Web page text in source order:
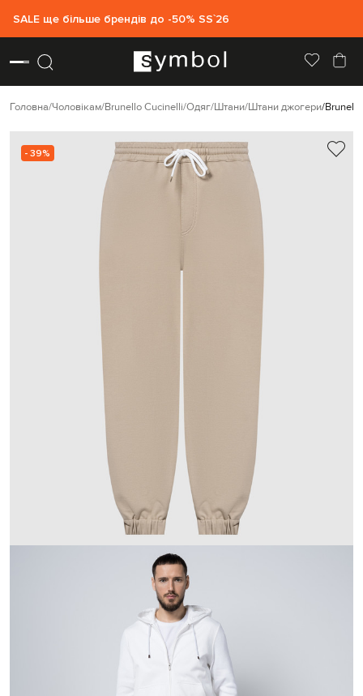
SALE ще більше брендів до -50% SS`26
Головна Чоловікам Brunello Cucinelli Одяг Штани Штани джогери
- 39%